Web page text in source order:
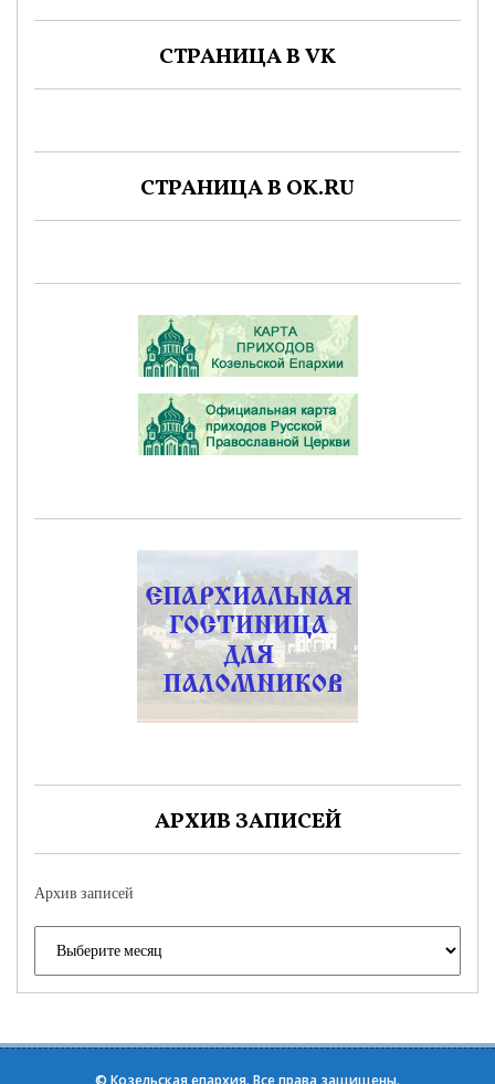
СТРАНИЦА В VK
СТРАНИЦА В OK.RU
АРХИВ ЗАПИСЕЙ
Архив записей
© Козельская епархия. Все права защищены.